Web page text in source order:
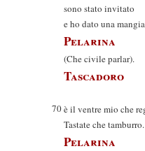
sono stato invitato
e ho dato una
Pelarina
(Che civile parlar).
Tascadoro
Tanto
70è il ventre mio che
Tastate che tamburro.
Pelarina